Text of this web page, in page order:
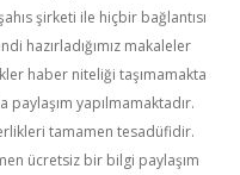
şirketi ile hiçbir bağlantısı
hazırladığımız makaleler
haber niteliği taşımamakta
paylaşım yapılmamaktadır.
tamamen tesadüfidir.
ücretsiz bir bilgi paylaşım